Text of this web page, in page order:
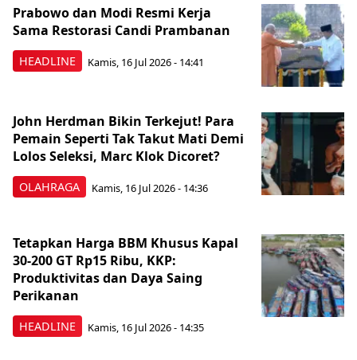
HEADLINE
Prabowo dan Modi Resmi Kerja
Sama Restorasi Candi Prambanan
Kamis, 16 Jul 2026 - 14:41
OLAHRAGA
John Herdman Bikin Terkejut! Para
Pemain Seperti Tak Takut Mati Demi
Lolos Seleksi, Marc Klok Dicoret?
Kamis, 16 Jul 2026 - 14:36
HEADLINE
Tetapkan Harga BBM Khusus Kapal
30-200 GT Rp15 Ribu, KKP:
Produktivitas dan Daya Saing
Perikanan
Kamis, 16 Jul 2026 - 14:35